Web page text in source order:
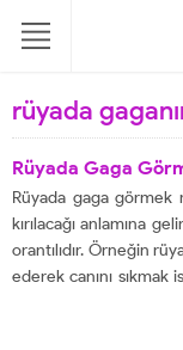
rüyada
Rüyada Gaga
Rüyada gaga görmek
kırılacağı anlamına
orantılıdır. Örneğin
ederek canını